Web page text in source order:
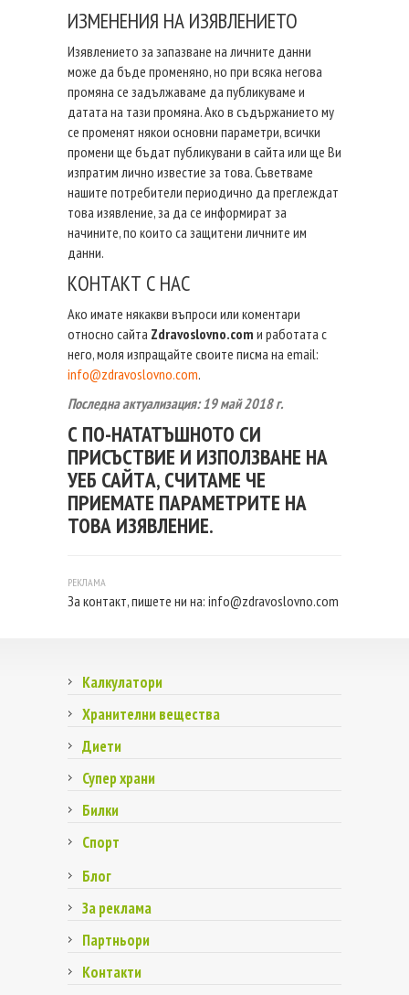
ИЗМЕНЕНИЯ НА ИЗЯВЛЕНИЕТО
Изявлението за запазване на личните данни
може да бъде променяно, но при всяка негова
промяна се задължаваме да публикуваме и
датата на тази промяна. Ако в съдържанието му
се променят някои основни параметри, всички
промени ще бъдат публикувани в сайта или ще Ви
изпратим лично известие за това. Съветваме
нашите потребители периодично да преглеждат
това изявление, за да се информират за
начините, по които са защитени личните им
данни.
КОНТАКТ С НАС
Ако имате някакви въпроси или коментари
относно сайта Zdravoslovno.com и работата с
него, моля изпращайте своите писма на email:
info@zdravoslovno.com.
Последна актуализация: 19 май 2018 г.
С ПО-НАТАТЪШНОТО СИ
ПРИСЪСТВИЕ И ИЗПОЛЗВАНЕ НА
УЕБ САЙТA, СЧИТАМЕ ЧЕ
ПРИЕМАТЕ ПАРАМЕТРИТЕ НА
ТОВА ИЗЯВЛЕНИЕ.
За контакт, пишете ни на: info@zdravoslovno.com
Калкулатори
Хранителни вещества
Диети
Супер храни
Билки
Спорт
Блог
За реклама
Партньори
Контакти